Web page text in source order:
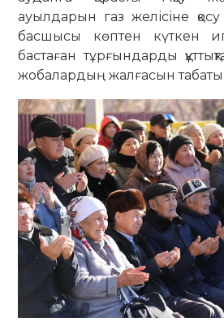
ауылдарын газ желісіне қосу
бас­шысы көптен күткен
бастаған тұрғындарды
жобалардың жал­ғасын